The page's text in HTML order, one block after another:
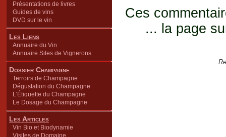
Présentations de livres
Guides de vins
DVD sur le vin
Les Liens
Annuaire du Vin
Annuaire Sites de Vignerons
Dossier Champagne
Terroirs de Champagne
Dégustation du Champagne
L'Étiquette du Champagne
Le Dosage du Champagne
Les Articles
Vin Bio et Biodynamie
Visites de Domaine
Ces
... la page